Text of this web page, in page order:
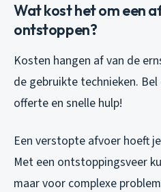
Wat kost het om een
ontstoppen?
Kosten hangen af van de
de gebruikte technieken.
offerte en snelle hulp!
Een verstopte afvoer hoeft
Met een ontstoppingsveer
maar voor complexe